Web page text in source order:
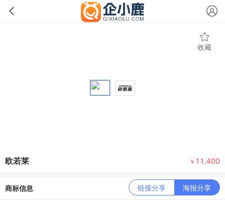
收藏
欧若莱 ￥ 11,400
商标信息 链接分享 海报分享